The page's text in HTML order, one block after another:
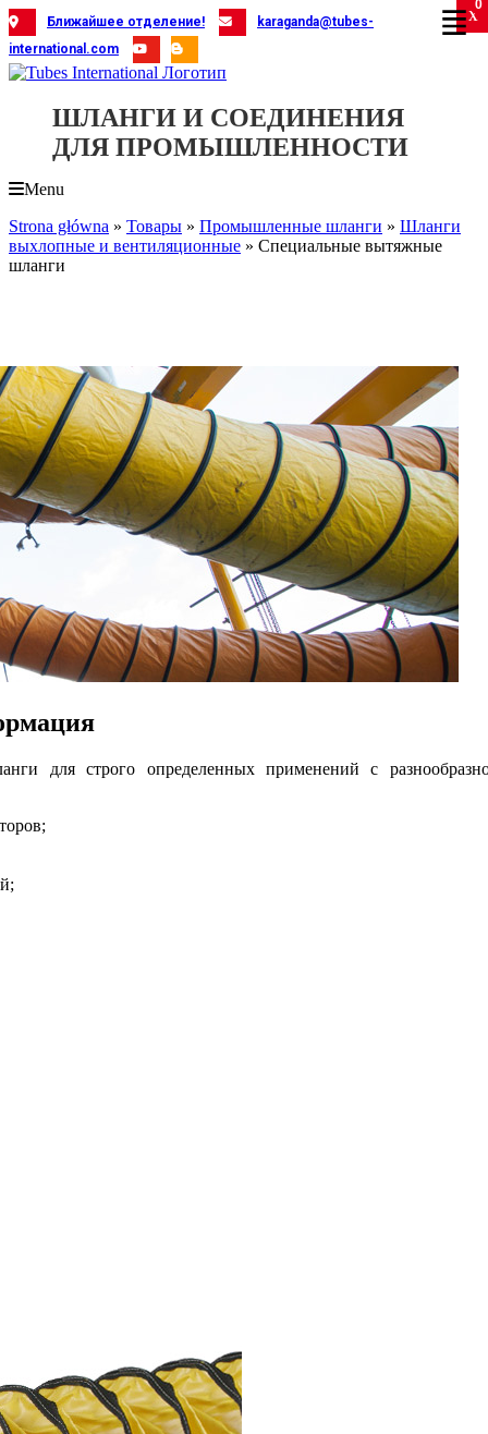
Skip
to
content
Ближайшее отделение!
karaganda@tubes-
international.com
ШЛАНГИ И СОЕДИНЕНИЯ
ДЛЯ ПРОМЫШЛЕННОСТИ
Menu
Strona główna » Товары » Промышленные шланги » Шланги
выхлопные и вентиляционные » Специальные вытяжные
шланги
для строго определенных применений с
0
X
X
X
X
X
X
X
X
X
X
X
X
X
X
X
X
X
X
X